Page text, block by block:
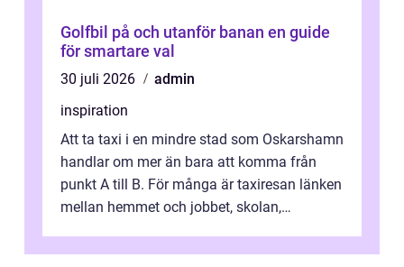
Golfbil på och utanför banan en guide
för smartare val
30 juli 2026
admin
inspiration
Att ta taxi i en mindre stad som Oskarshamn
handlar om mer än bara att komma från
punkt A till B. För många är taxiresan länken
mellan hemmet och jobbet, skolan,